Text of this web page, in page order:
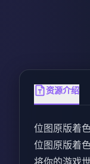
资源介绍
位图原版着
位图原版着